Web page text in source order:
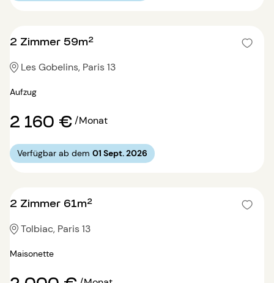
2 Zimmer 59m²
Les Gobelins, Paris 13
Aufzug
2 160 €/Monat
Verfügbar ab dem 01 Sept. 2026
2 Zimmer 61m²
Tolbiac, Paris 13
Maisonette